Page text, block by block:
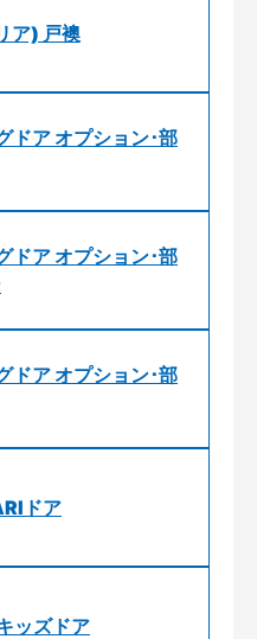
ア) 戸襖
ア オプション･部
ア オプション･部
ア オプション･部
ドア
ッズドア